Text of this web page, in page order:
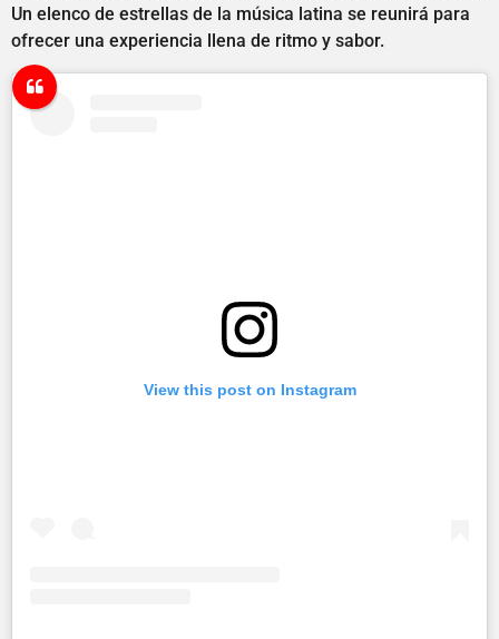
Un elenco de estrellas de la música latina se reunirá para
ofrecer una experiencia llena de ritmo y sabor.
View this post on Instagram